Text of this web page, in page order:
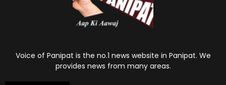
Voice of Panipat is the no.1 news website in Panipat. We
provides news from many areas.